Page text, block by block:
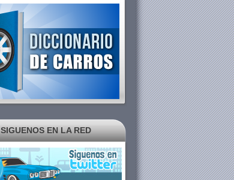
SIGUENOS EN LA RED